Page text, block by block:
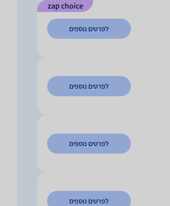
zap choice
לפרטים נוספים
לפרטים נוספים
לפרטים נוספים
לפרטים נוספים